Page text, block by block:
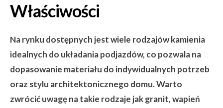
Właściwości
Na rynku dostępnych jest wiele rodzajów kamienia
idealnych do układania podjazdów, co pozwala na
dopasowanie materiału do indywidualnych potrzeb
oraz stylu architektonicznego domu. Warto
zwrócić uwagę na takie rodzaje jak granit, wapień